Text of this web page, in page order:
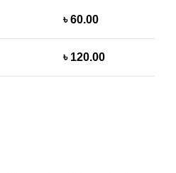
৳ 60.00
৳ 120.00